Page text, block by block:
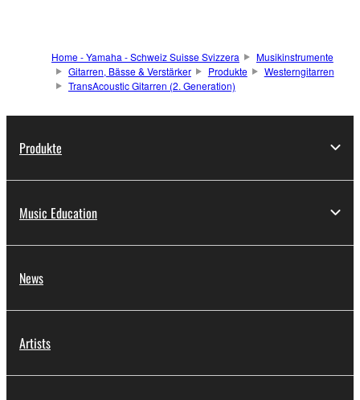
Home - Yamaha - Schweiz Suisse Svizzera
Musikinstrumente
Gitarren, Bässe & Verstärker
Produkte
Westerngitarren
TransAcoustic Gitarren (2. Generation)
Produkte
Music Education
News
Artists